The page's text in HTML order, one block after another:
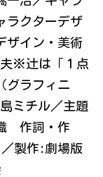
ラクターデザ
ザイン・美術
※辻は「１点
グラフィニ
ミチル／主題
作詞・作
製作:劇場版